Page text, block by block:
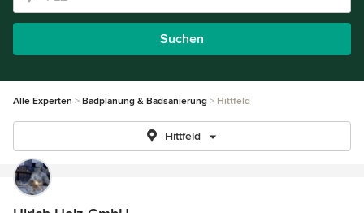
Suchen
Alle Experten Badplanung & Badsanierung Hittfeld
Hittfeld